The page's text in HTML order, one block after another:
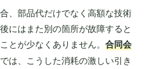
、部品代だけでなく高額な技術
にはまた別の箇所が故障すると
とが少なくありません。 合同会
では、こうした消耗の激しい引き